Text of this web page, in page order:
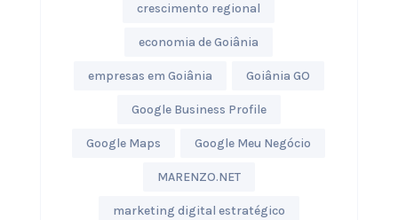
crescimento regional
economia de Goiânia
empresas em Goiânia Goiânia GO
Google Business Profile
Google Maps Google Meu Negócio
MARENZO.NET
marketing digital estratégico